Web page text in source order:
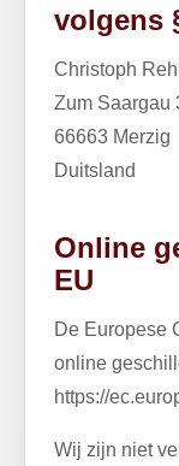
volgens
Christoph
Zum Saargau
66663 Merzig
Duitsland
Online
EU
De Europese
online
https://
Wij zijn niet